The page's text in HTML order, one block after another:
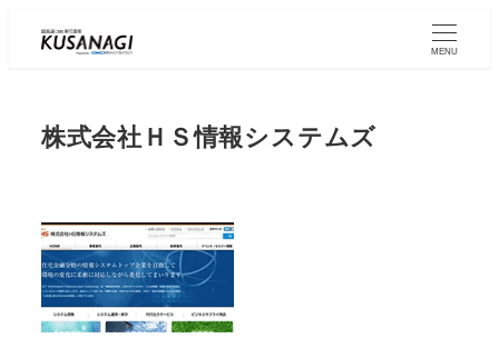
Skip
MENU
株式会社ＨＳ情報システムズ